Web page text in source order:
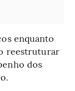
enquanto
reestruturar
dos